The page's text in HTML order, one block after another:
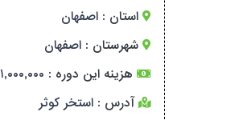
استان : اصفهان
شهرستان : اصفهان
هزینه این دوره : ۱,۰۰۰,۰۰۰ ریال
آدرس : استخر کوثر